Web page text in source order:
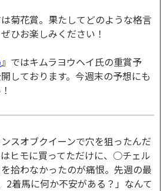
菊花賞。果たしてどのような格言
ひお楽しみください！
』ではキムラヨウヘイ氏の重賞予
しております。今週末の予想にも
スオブクイーンで穴を狙ったんだ
ヒモに買ってただけに、○チェル
拾わなかったのが痛恨。先週の最
2着馬に何か不安がある？」なんて